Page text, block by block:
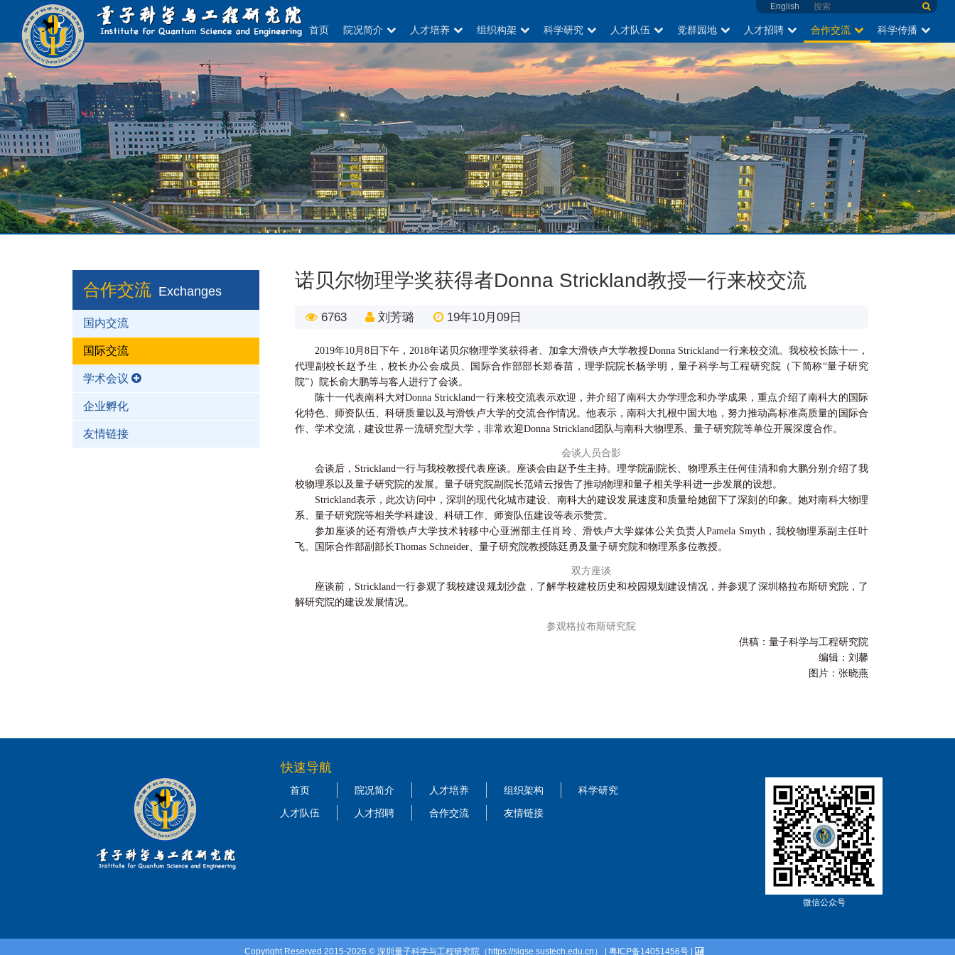
首页 院况简介 人才培养 组织构架 科学研究 人才队伍 党群园地 人才招聘 合作交流 科学传播
English
合作交流 Exchanges
国内交流
国际交流
学术会议
企业孵化
友情链接
诺贝尔物理学奖获得者Donna Strickland教授一行来校交流
6763 刘芳璐 19年10月09日
2019年10月8日下午，2018年诺贝尔物理学奖获得者、加拿大滑铁卢大学教授Donna Strickland一行来校交流。我校校长陈十一，
代理副校长赵予生，校长办公会成员、国际合作部部长郑春苗，理学院院长杨学明，量子科学与工程研究院（下简称“量子研究
院”）院长俞大鹏等与客人进行了会谈。
陈十一代表南科大对Donna Strickland一行来校交流表示欢迎，并介绍了南科大办学理念和办学成果，重点介绍了南科大的国际
化特色、师资队伍、科研质量以及与滑铁卢大学的交流合作情况。他表示，南科大扎根中国大地，努力推动高标准高质量的国际合
作、学术交流，建设世界一流研究型大学，非常欢迎Donna Strickland团队与南科大物理系、量子研究院等单位开展深度合作。
会谈人员合影
会谈后，Strickland一行与我校教授代表座谈。座谈会由赵予生主持。理学院副院长、物理系主任何佳清和俞大鹏分别介绍了我
校物理系以及量子研究院的发展。量子研究院副院长范靖云报告了推动物理和量子相关学科进一步发展的设想。
Strickland表示，此次访问中，深圳的现代化城市建设、南科大的建设发展速度和质量给她留下了深刻的印象。她对南科大物理
系、量子研究院等相关学科建设、科研工作、师资队伍建设等表示赞赏。
参加座谈的还有滑铁卢大学技术转移中心亚洲部主任肖玲、滑铁卢大学媒体公关负责人Pamela Smyth，我校物理系副主任叶
飞、国际合作部副部长Thomas Schneider、量子研究院教授陈廷勇及量子研究院和物理系多位教授。
双方座谈
座谈前，Strickland一行参观了我校建设规划沙盘，了解学校建校历史和校园规划建设情况，并参观了深圳格拉布斯研究院，了
解研究院的建设发展情况。
参观格拉布斯研究院
供稿：量子科学与工程研究院
编辑：刘馨
图片：张晓燕
快速导航
首页 院况简介 人才培养 组织架构
科学研究
人才队伍
人才招聘 合作交流 友情链接
微信公众号
Copyright Reserved 2015-2026 © 深圳量子科学与工程研究院（https://siqse.sustech.edu.cn） | 粤ICP备14051456号 |